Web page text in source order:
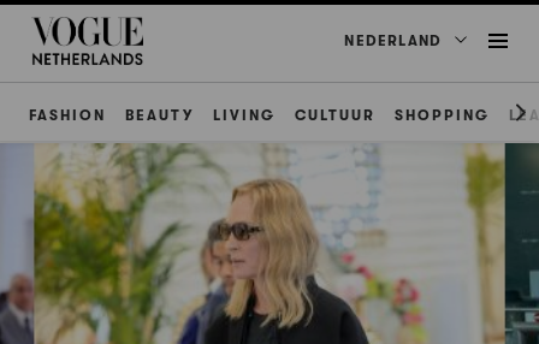
NEDERLAND
FASHION BEAUTY LIVING CULTUUR SHOPPING